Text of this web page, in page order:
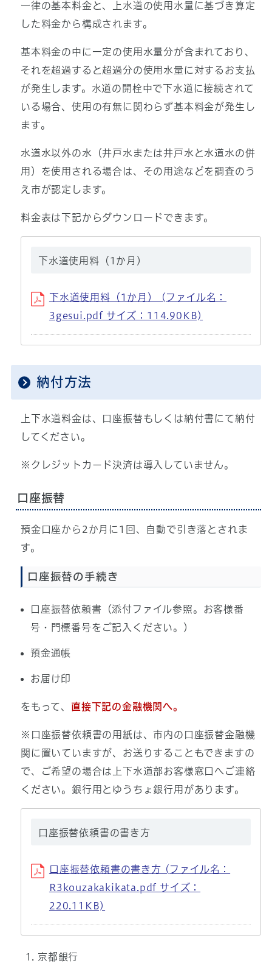
一律の基本料金と、上水道の使用水量に基づき算定
した料金から構成されます。
基本料金の中に一定の使用水量分が含まれており、
それを超過すると超過分の使用水量に対するお支払
が発生します。水道の開栓中で下水道に接続されて
いる場合、使用の有無に関わらず基本料金が発生し
ます。
水道水以外の水（井戸水または井戸水と水道水の併
用）を使用される場合は、その用途などを調査のう
え市が認定します。
料金表は下記からダウンロードできます。
下水道使用料（1か月)
下水道使用料（1か月） (ファイル名：
3gesui.pdf サイズ：114.90KB)
納付方法
上下水道料金は、口座振替もしくは納付書にて納付
してください。
※クレジットカード決済は導入していません。
口座振替
預金口座から2か月に1回、自動で引き落とされま
す。
口座振替の手続き
口座振替依頼書（添付ファイル参照。お客様番
号・門標番号をご記入ください。）
預金通帳
お届け印
をもって、 直接下記の金融機関へ。
※口座振替依頼書の用紙は、市内の口座振替金融機
関に置いていますが、お送りすることもできますの
で、ご希望の場合は上下水道部お客様窓口へご連絡
ください。銀行用とゆうちょ銀行用があります。
口座振替依頼書の書き方
口座振替依頼書の書き方 (ファイル名：
R3kouzakakikata.pdf サイズ：
220.11KB)
京都銀行